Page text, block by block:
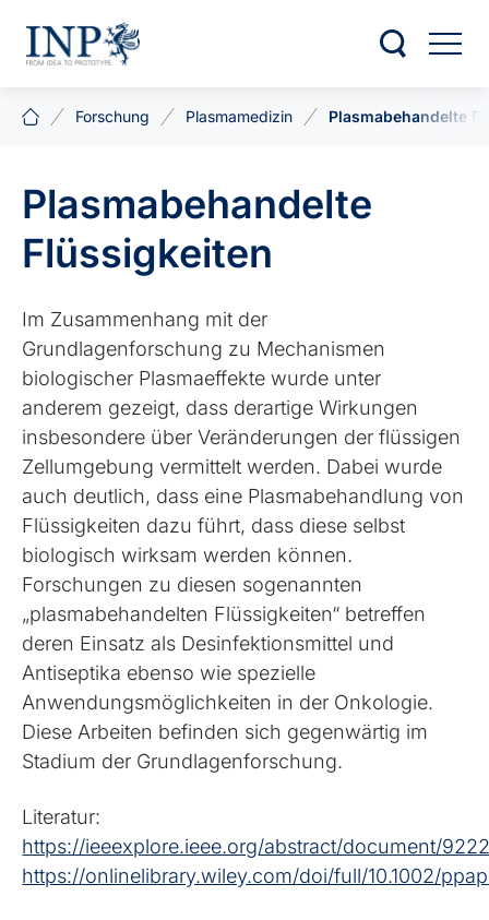
Forschung Plasmamedizin Plasmabehandelte
Plasmabehandelte
Flüssigkeiten
Im Zusammenhang mit der
Grundlagenforschung zu Mechanismen
biologischer Plasmaeffekte wurde unter
anderem gezeigt, dass derartige Wirkungen
insbesondere über Veränderungen der flüssigen
Zellumgebung vermittelt werden. Dabei wurde
auch deutlich, dass eine Plasmabehandlung von
Flüssigkeiten dazu führt, dass diese selbst
biologisch wirksam werden können.
Forschungen zu diesen sogenannten
„plasmabehandelten Flüssigkeiten“ betreffen
deren Einsatz als Desinfektionsmittel und
Antiseptika ebenso wie spezielle
Anwendungsmöglichkeiten in der Onkologie.
Diese Arbeiten befinden sich gegenwärtig im
Stadium der Grundlagenforschung.
Literatur:
https://ieeexplore.ieee.org/abstract/document/
https://onlinelibrary.wiley.com/doi/full/10.1002/